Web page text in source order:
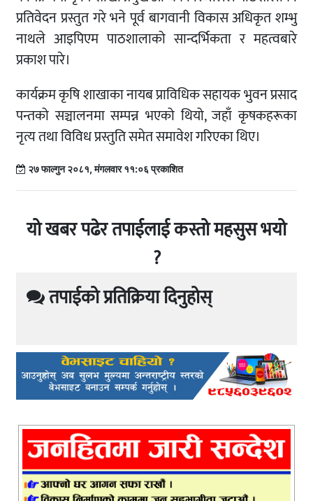
प्रतिवेदन प्रस्तुत गरे भने पूर्व बागवानी विकास अधिकृत शम्भु
नाथले आइपिएम पाठशालाको सान्दर्भिकता र महत्वबारे
प्रकाश पारे।
कार्यक्रम कृषि शाखाका नायब प्राविधिक सहायक भुवन प्रसाद
पन्तको सञ्चालनमा सम्पन्न भएको थियो, जहाँ कृषकहरूका
नृत्य तथा विविध प्रस्तुति समेत समावेश गरिएका थिए।
२७ फाल्गुन २०८१, मंगलवार ११:०६ प्रकाशित
यो खबर पढेर तपाईलाई कस्तो महसुस भयो
?
तपाईको प्रतिक्रिया दिनुहोस्